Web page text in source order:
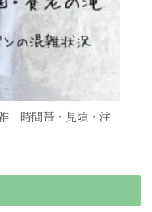
｜時間帯・見頃・注